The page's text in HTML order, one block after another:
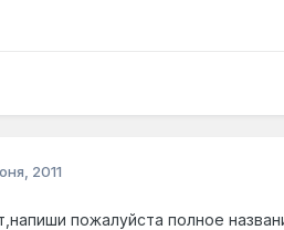
2011
пожалуйста полное